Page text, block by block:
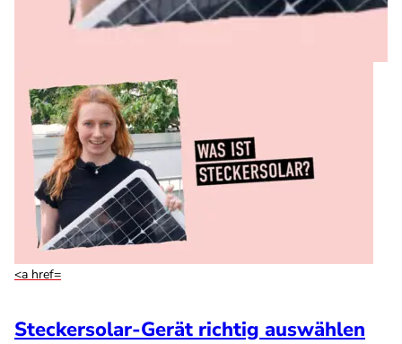
<a href=
Steckersolar-Gerät richtig auswählen